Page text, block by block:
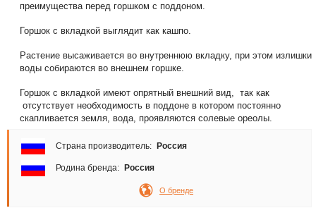
преимущества перед горшком с поддоном.
Горшок с вкладкой выглядит как кашпо.
Растение высаживается во внутреннюю вкладку, при этом излишки
воды собираются во внешнем горшке.
Горшок с вкладкой имеют опрятный внешний вид, так как
отсутствует необходимость в поддоне в котором постоянно
скапливается земля, вода, проявляются солевые ореолы.
Страна производитель: Россия
Родина бренда: Россия
О бренде